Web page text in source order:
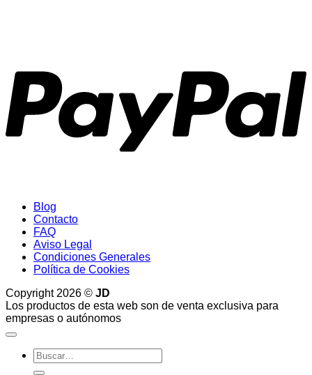
Blog
Contacto
FAQ
Aviso Legal
Condiciones Generales
Política de Cookies
Copyright 2026 © JD
Los productos de esta web son de venta exclusiva para
empresas o autónomos
Buscar
por: